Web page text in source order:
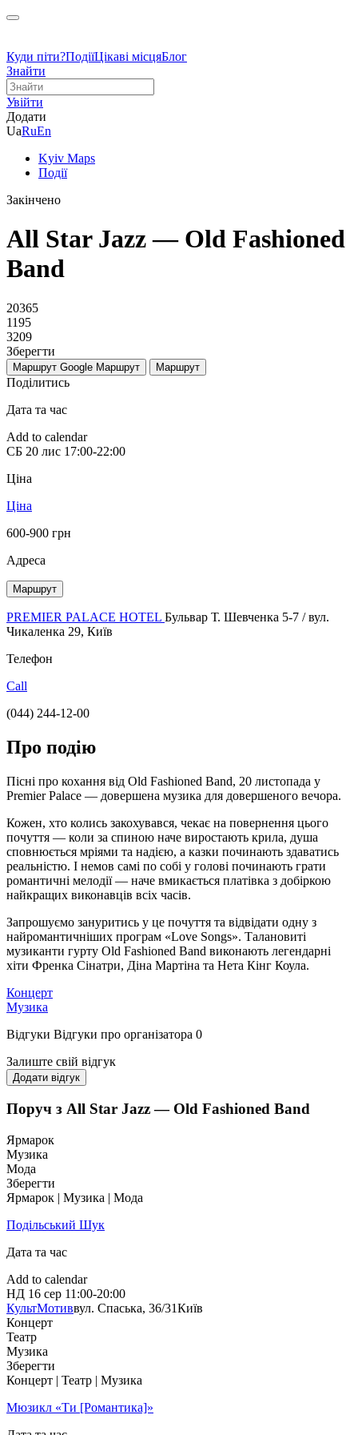
Куди піти?ПодіїЦікаві місцяБлог
Знайти
Увійти
Додати
UaRuEn
Kyiv Maps
Події
Закінчено
All Star Jazz — Old Fashioned
Band
20365
1195
3209
Зберегти
Маршрут Google Маршрут Маршрут
Поділитись
Дата та час
Add to calendar
СБ 20 лис 17:00-22:00
Ціна
Ціна
600-900 грн
Адреса
Маршрут
PREMIER PALACE HOTEL Бульвар Т. Шевченка 5-7 / вул.
Чикаленка 29, Київ
Телефон
Call
(044) 244-12-00
Про подію
Пісні про кохання від Old Fashioned Band, 20 листопада у
Premier Palace — довершена музика для довершеного вечора.
Кожен, хто колись закохувався, чекає на повернення цього
почуття — коли за спиною наче виростають крила, душа
сповнюється мріями та надією, а казки починають здаватись
реальністю. І немов самі по собі у голові починають грати
романтичні мелодії — наче вмикається платівка з добіркою
найкращих виконавців всіх часів.
Запрошуємо зануритись у це почуття та відвідати одну з
найромантичніших програм «Love Songs». Талановиті
музиканти гурту Old Fashioned Band виконають легендарні
хіти Френка Сінатри, Діна Мартіна та Нета Кінг Коула.
Концерт
Музика
Відгуки Відгуки про організатора 0
Залиште свій відгук
Додати відгук
Поруч з All Star Jazz — Old Fashioned Band
Ярмарок
Музика
Мода
Зберегти
Ярмарок | Музика | Мода
Подільський Шук
Дата та час
Add to calendar
НД 16 сер 11:00-20:00
КультМотиввул. Спаська, 36/31Київ
Концерт
Театр
Музика
Зберегти
Концерт | Театр | Музика
Мюзикл «Ти [Романтика]»